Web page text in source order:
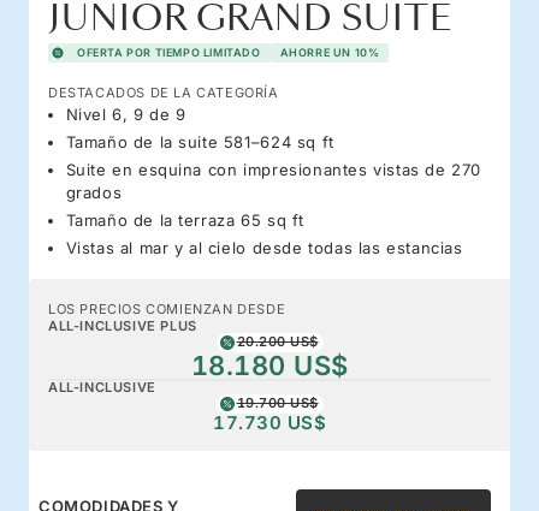
JUNIOR GRAND SUITE
OFERTA POR TIEMPO LIMITADO AHORRE UN 10%
DESTACADOS DE LA CATEGORÍA
Nivel 6, 9 de 9
Tamaño de la suite 581–624 sq ft
Suite en esquina con impresionantes vistas de 270
grados
Tamaño de la terraza 65 sq ft
Vistas al mar y al cielo desde todas las estancias
LOS PRECIOS COMIENZAN DESDE
ALL-INCLUSIVE PLUS
20.200 US$
18.180 US$
ALL-INCLUSIVE
19.700 US$
17.730 US$
COMODIDADES Y